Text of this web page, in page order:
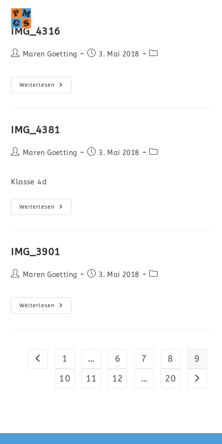
IMG_4316
Maren Goetting 3. Mai 2018
Weiterlesen
IMG_4381
Maren Goetting 3. Mai 2018
Klasse 4d
Weiterlesen
IMG_3901
Maren Goetting 3. Mai 2018
Weiterlesen
1 … 6 7 8
9
10
11 12 … 20